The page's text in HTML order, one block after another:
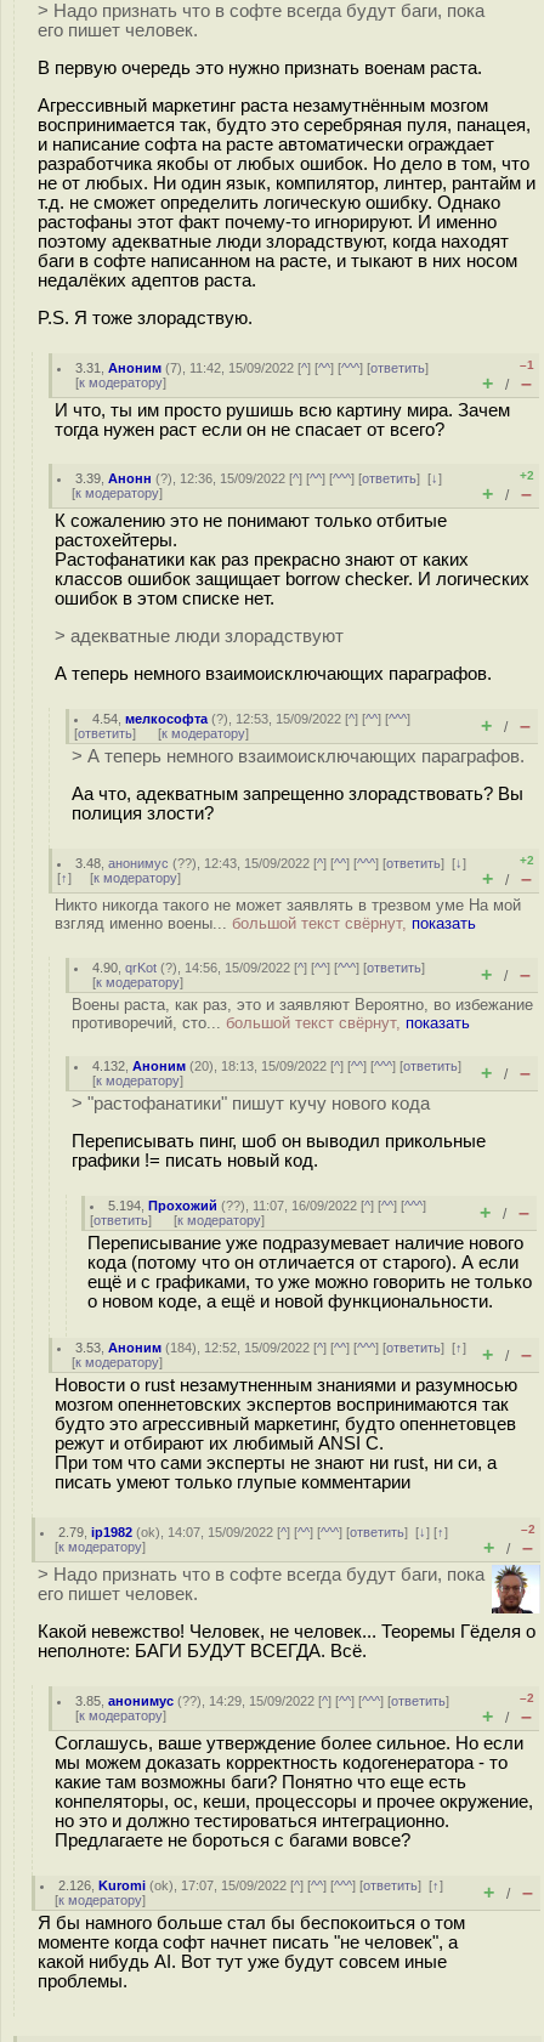
> Надо признать что в софте всегда будут баги, пока
его пишет человек.
В первую очередь это нужно признать военам раста.
Агрессивный маркетинг раста незамутнённым мозгом
воспринимается так, будто это серебряная пуля, панацея,
и написание софта на расте автоматически ограждает
разработчика якобы от любых ошибок. Но дело в том, что
не от любых. Ни один язык, компилятор, линтер, рантайм и
т.д. не сможет определить логическую ошибку. Однако
растофаны этот факт почему-то игнорируют. И именно
поэтому адекватные люди злорадствуют, когда находят
баги в софте написанном на расте, и тыкают в них носом
недалёких адептов раста.
P.S. Я тоже злорадствую.
3.31 ,Аноним (7), 11:42, 15/09/2022 [^] [^^] [^^^] [ответить]
[к модератору]
–1
+ / –
И что, ты им просто рушишь всю картину мира. Зачем
тогда нужен раст если он не спасает от всего?
3.39 ,Анонн (?), 12:36, 15/09/2022 [^] [^^] [^^^] [ответить][↓]
[к модератору]
+2
+ / –
К сожалению это не понимают только отбитые
растохейтеры.
Растофанатики как раз прекрасно знают от каких
классов ошибок защищает borrow checker. И логических
ошибок в этом списке нет.
> адекватные люди злорадствуют
А теперь немного взаимоисключающих параграфов.
4.54 ,мелкософта (?), 12:53, 15/09/2022 [^] [^^] [^^^]
[ответить] [к модератору] + / –
> А теперь немного взаимоисключающих параграфов.
Аа что, адекватным запрещенно злорадствовать? Вы
полиция злости?
3.48 ,анонимус (??), 12:43, 15/09/2022 [^] [^^] [^^^] [ответить][↓]
[↑] [к модератору]
+2
+ / –
Никто никогда такого не может заявлять в трезвом уме На мой
взгляд именно воены... большой текст свёрнут, показать
4.90 ,qrKot (?), 14:56, 15/09/2022 [^] [^^] [^^^] [ответить]
[к модератору] + / –
Воены раста, как раз, это и заявляют Вероятно, во избежание
противоречий, сто... большой текст свёрнут, показать
4.132 ,Аноним (20), 18:13, 15/09/2022 [^] [^^] [^^^] [ответить]
[к модератору] + / –
> "растофанатики" пишут кучу нового кода
Переписывать пинг, шоб он выводил прикольные
графики != писать новый код.
5.194 ,Прохожий (??), 11:07, 16/09/2022 [^] [^^] [^^^]
[ответить] [к модератору] + / –
Переписывание уже подразумевает наличие нового
кода (потому что он отличается от старого). А если
ещё и с графиками, то уже можно говорить не только
о новом коде, а ещё и новой функциональности.
3.53 ,Аноним (184), 12:52, 15/09/2022 [^] [^^] [^^^] [ответить][↑]
[к модератору] + / –
Новости о rust незамутненным знаниями и разумносью
мозгом опеннетовских экспертов воспринимаются так
будто это агрессивный маркетинг, будто опеннетовцев
режут и отбирают их любимый ANSI C.
При том что сами эксперты не знают ни rust, ни си, а
писать умеют только глупые комментарии
2.79 ,ip1982 (ok), 14:07, 15/09/2022 [^] [^^] [^^^] [ответить][↓] [↑]
[к модератору]
–2
+ / –
> Надо признать что в софте всегда будут баги, пока
его пишет человек.
Какой невежство! Человек, не человек... Теоремы Гёделя о
неполноте: БАГИ БУДУТ ВСЕГДА. Всё.
3.85 ,анонимус (??), 14:29, 15/09/2022 [^] [^^] [^^^] [ответить]
[к модератору]
–2
+ / –
Соглашусь, ваше утверждение более сильное. Но если
мы можем доказать корректность кодогенератора - то
какие там возможны баги? Понятно что еще есть
конпеляторы, ос, кеши, процессоры и прочее окружение,
но это и должно тестироваться интеграционно.
Предлагаете не бороться с багами вовсе?
2.126 ,Kuromi (ok), 17:07, 15/09/2022 [^] [^^] [^^^] [ответить][↑]
[к модератору] + / –
Я бы намного больше стал бы беспокоиться о том
моменте когда софт начнет писать "не человек", а
какой нибудь AI. Вот тут уже будут совсем иные
проблемы.